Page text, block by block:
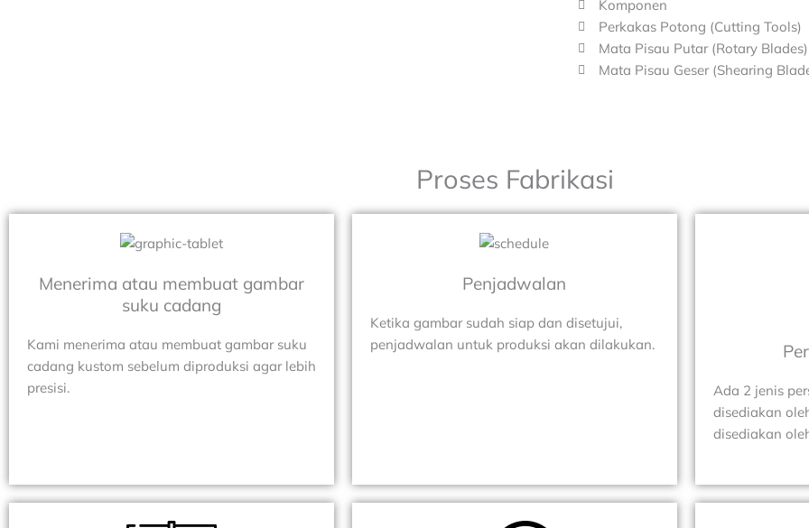
Komponen
Perkakas Potong (Cutting Tools)
Mata Pisau Putar (Rotary Blades)
Mata Pisau Geser (Shearing
Proses Fabrikasi
Menerima atau membuat gambar
suku cadang
Kami menerima atau membuat gambar suku
cadang kustom sebelum diproduksi agar lebih
presisi.
Penjadwalan
Ketika gambar sudah siap dan disetujui,
penjadwalan untuk produksi akan dilakukan.
Ada 2 jenis
disediakan
disediakan